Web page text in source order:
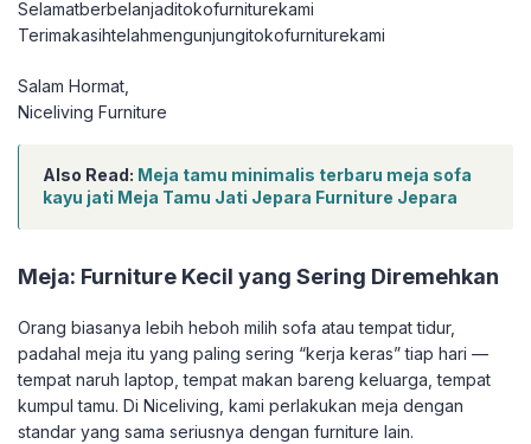
Selamatberbelanjaditokofurniturekami
Terimakasihtelahmengunjungitokofurniturekami
Salam Hormat,
Niceliving Furniture
Also Read: Meja tamu minimalis terbaru meja sofa
kayu jati Meja Tamu Jati Jepara Furniture Jepara
Meja: Furniture Kecil yang Sering Diremehkan
Orang biasanya lebih heboh milih sofa atau tempat tidur,
padahal meja itu yang paling sering “kerja keras” tiap hari —
tempat naruh laptop, tempat makan bareng keluarga, tempat
kumpul tamu. Di Niceliving, kami perlakukan meja dengan
standar yang sama seriusnya dengan furniture lain.